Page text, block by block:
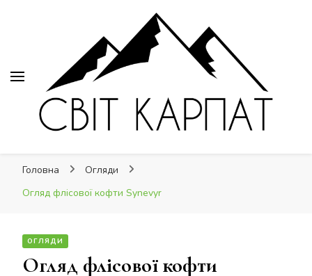
Світ Карпат
Головна
Огляди
Огляд флісової кофти Synevyr
ОГЛЯДИ
Огляд флісової кофти